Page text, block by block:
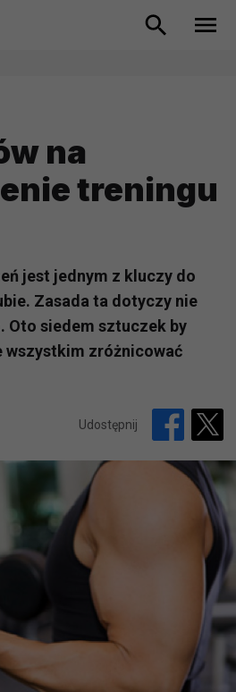
na
treningu
jest jednym z kluczy do
Zasada ta dotyczy nie
Oto siedem sztuczek by
wszystkim zróżnicować
Udostępnij